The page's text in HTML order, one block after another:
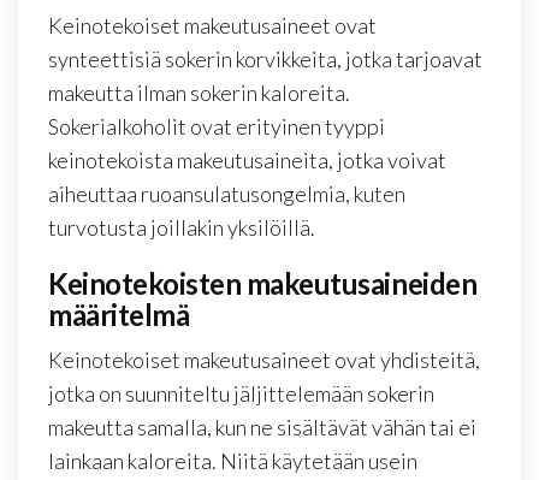
Keinotekoiset makeutusaineet ovat
synteettisiä sokerin korvikkeita, jotka tarjoavat
makeutta ilman sokerin kaloreita.
Sokerialkoholit ovat erityinen tyyppi
keinotekoista makeutusaineita, jotka voivat
aiheuttaa ruoansulatusongelmia, kuten
turvotusta joillakin yksilöillä.
Keinotekoisten makeutusaineiden
määritelmä
Keinotekoiset makeutusaineet ovat yhdisteitä,
jotka on suunniteltu jäljittelemään sokerin
makeutta samalla, kun ne sisältävät vähän tai ei
lainkaan kaloreita. Niitä käytetään usein